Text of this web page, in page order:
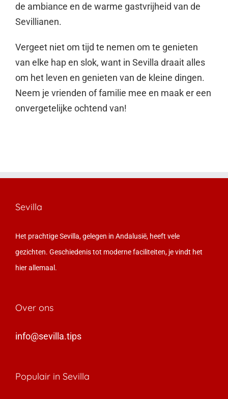
de ambiance en de warme gastvrijheid van de
Sevillianen.
Vergeet niet om tijd te nemen om te genieten
van elke hap en slok, want in Sevilla draait alles
om het leven en genieten van de kleine dingen.
Neem je vrienden of familie mee en maak er een
onvergetelijke ochtend van!
Sevilla
Het prachtige Sevilla, gelegen in Andalusië, heeft vele
gezichten. Geschiedenis tot moderne faciliteiten, je vindt het
hier allemaal.
Over ons
info@sevilla.tips
Populair in Sevilla